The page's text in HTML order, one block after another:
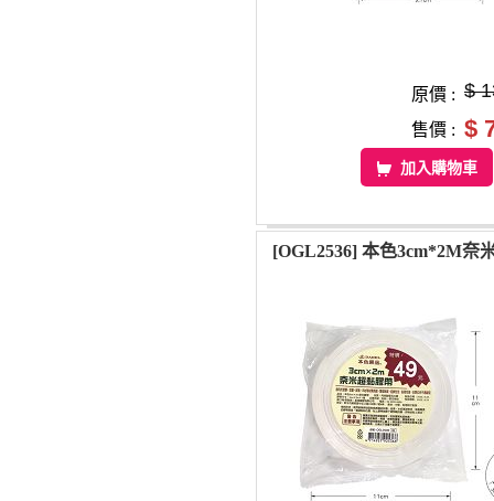
原價 : $
售價 : $
加入購物車
[OGL2536] 本色3cm*2M奈